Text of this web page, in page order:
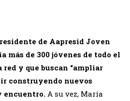
de Aapresid Joven
más de 300 jóvenes de todo el
y que buscan “ampliar
construyendo nuevos
encuentro. A su vez, María